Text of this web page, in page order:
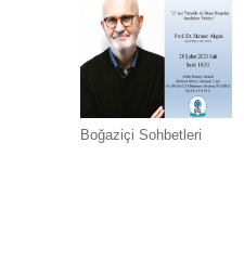
Boğaziçi Sohbetleri